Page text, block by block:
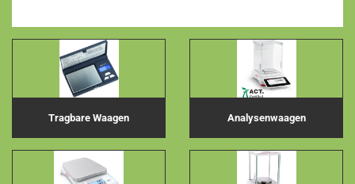
Tragbare Waagen Analysenwaagen